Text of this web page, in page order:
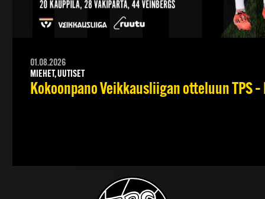
01.08.2026
MIEHET, UUTISET
Kokoonpano Veikkausliigan otteluun TPS